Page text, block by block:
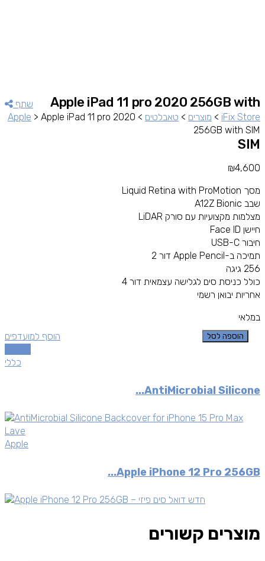
שתף
iFix Store
> מוצרים > טאבלטים >
Apple > Apple iPad 11 pro 2020
256GB with SIM
Apple iPad 11 pro 2020 256GB with
SIM
₪4,600
מסך Liquid Retina with ProMotion
שבב A12Z Bionic
מצלמות מקצועיות עם סורק LiDAR
חיישן Face ID
חיבור USB-C
תמיכה ב-Apple Pencil דור 2
256 גיגה
כולל כניסת סים לגלישה עצמאית דור 4
אחריות יבואן רשמי
במלאי
הוספה לסל
הוסף למועדפים
כללי
AntiMicrobial Silicone...
Apple
Apple iPhone 12 Pro 256GB...
מוצרים קשורים